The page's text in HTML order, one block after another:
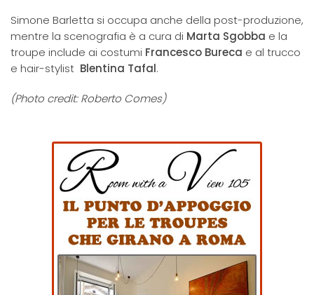
Simone Barletta si occupa anche della post-produzione,
mentre la scenografia è a cura di Marta Sgobba e la
troupe include ai costumi Francesco Bureca e al trucco
e hair-stylist Blentina Tafal.
(Photo credit: Roberto Comes)